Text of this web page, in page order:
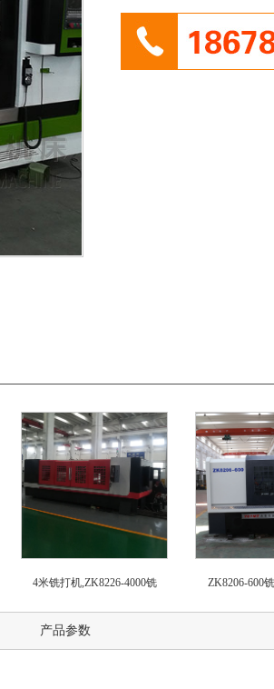
4米铣打机,ZK8226-4000铣 ZK8206-600
产品参数